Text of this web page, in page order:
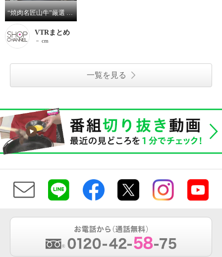
“焼肉名匠山牛”厳選 山形牛切り落とし
VTRまとめ
－ cm
一覧を見る